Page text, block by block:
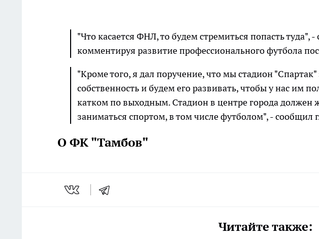
"Что касается ФНЛ, то будем стремиться попасть туда", -
комментируя развитие профессионального футбола
"Кроме того, я дал поручение, что мы стадион
собственность и будем его развивать, чтобы у нас им
катком по выходным. Стадион в центре города должен
заниматься спортом, в том числе футболом", - сообщил
О ФК "Тамбов"
Читайте также: